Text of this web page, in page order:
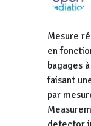
Mesure
en
bagages
faisant
par